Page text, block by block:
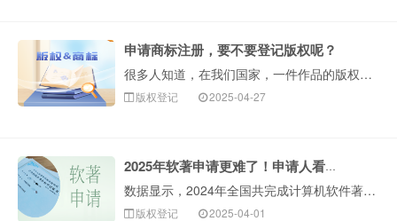
申请商标注册，要不要登记版权呢？
很多人知道，在我们国家，一件作品的版权自作品创作完成之日起便自动产生。而办理版权登记，则要花费几百元的费用。很多人会觉得，既然自动生成版权，为什么还要···
版权登记 2025-04-27
2025年软著申请更难了！申请人看过来！
数据显示，2024年全国共完成计算机软件著作权登记2827213件，同比增长13.31%，整体呈现快速增长趋势！越来越多人认识到软著的重要性，不仅可以···
版权登记 2025-04-01